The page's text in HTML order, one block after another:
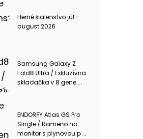
Herné šialenstvo júl –
august 2026
Samsung Galaxy Z
Fold8 Ultra / Exkluzívna
skladačka v 8 gene ...
ENDORFY Atlas GS Pro
Single / Rameno na
monitor s plynovou p ...